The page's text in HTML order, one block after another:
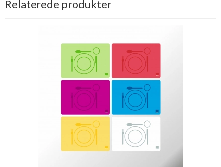
Relaterede produkter